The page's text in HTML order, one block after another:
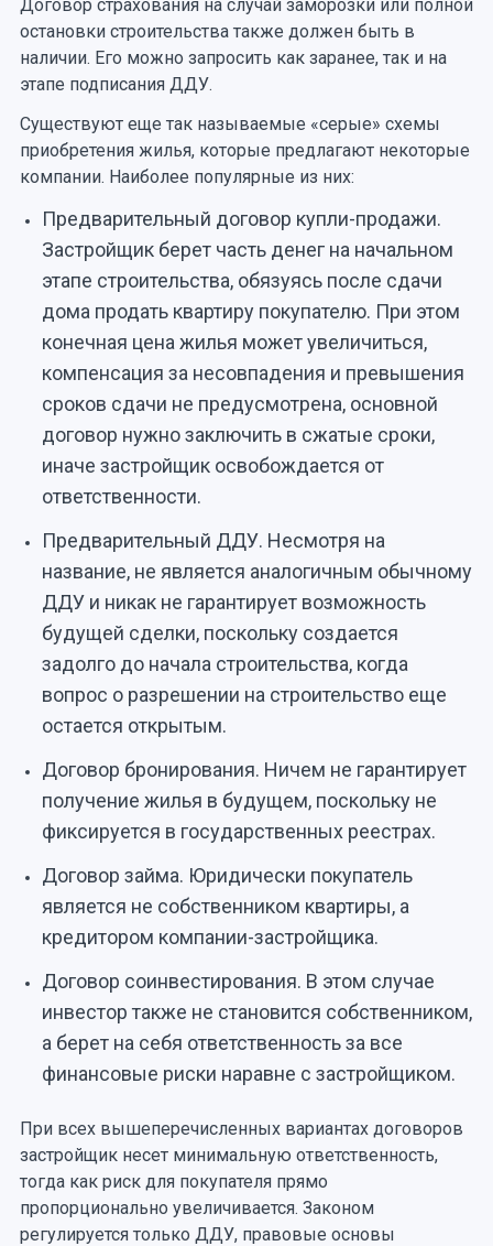
Договор страхования на случай заморозки или полной
остановки строительства также должен быть в
наличии. Его можно запросить как заранее, так и на
этапе подписания ДДУ.
Существуют еще так называемые «серые» схемы
приобретения жилья, которые предлагают некоторые
компании. Наиболее популярные из них:
Предварительный договор купли-продажи.
Застройщик берет часть денег на начальном
этапе строительства, обязуясь после сдачи
дома продать квартиру покупателю. При этом
конечная цена жилья может увеличиться,
компенсация за несовпадения и превышения
сроков сдачи не предусмотрена, основной
договор нужно заключить в сжатые сроки,
иначе застройщик освобождается от
ответственности.
Предварительный ДДУ. Несмотря на
название, не является аналогичным обычному
ДДУ и никак не гарантирует возможность
будущей сделки, поскольку создается
задолго до начала строительства, когда
вопрос о разрешении на строительство еще
остается открытым.
Договор бронирования. Ничем не гарантирует
получение жилья в будущем, поскольку не
фиксируется в государственных реестрах.
Договор займа. Юридически покупатель
является не собственником квартиры, а
кредитором компании-застройщика.
Договор соинвестирования. В этом случае
инвестор также не становится собственником,
а берет на себя ответственность за все
финансовые риски наравне с застройщиком.
При всех вышеперечисленных вариантах договоров
застройщик несет минимальную ответственность,
тогда как риск для покупателя прямо
пропорционально увеличивается. Законом
регулируется только ДДУ, правовые основы